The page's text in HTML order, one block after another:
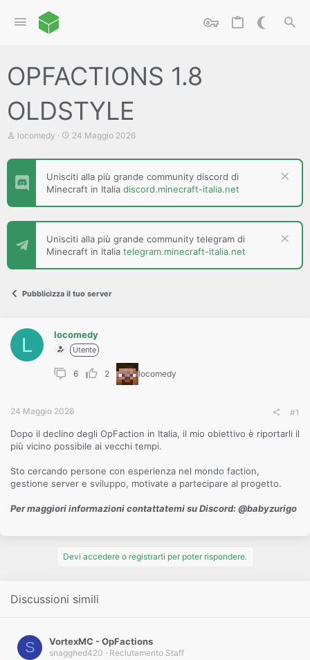
OPFACTIONS 1.8
OLDSTYLE
C
e
t
o
D
s
u
e
locomedy
D
t
d
i
i
z
i
o
24 Maggio 2026
Unisciti alla più grande community discord di
Minecraft in Italia discord.minecraft-italia.net
Unisciti alla più grande community telegram di
Minecraft in Italia telegram.minecraft-italia.net
Pubblicizza il tuo server
L locomedy
Utente
6 2 locomedy
24 Maggio 2026 #1
Dopo il declino degli OpFaction in Italia, il mio obiettivo è riportarli il
più vicino possibile ai vecchi tempi.
Sto cercando persone con esperienza nel mondo faction,
gestione server e sviluppo, motivate a partecipare al progetto.
Per maggiori informazioni contattatemi su Discord: @babyzurigo
Devi accedere o registrarti per poter rispondere.
Discussioni simili
S VortexMC - OpFactions
snagghed420
Reclutamento Staff